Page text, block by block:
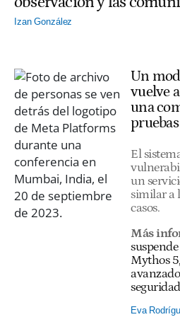
Izan González
Un
vuelve
una
El
un
similar a
casos.
Más
suspende
Mythos
Eva